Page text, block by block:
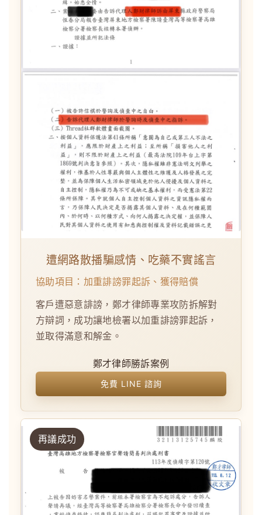
遭網路散播騙感情、吃藥不實謠言
協助項目：加重誹謗罪起訴、獲得賠償
客戶遭惡意誹謗，鄭才律師專業攻防拆解對
方辯詞，成功讓地檢署以加重誹謗罪起訴，
並取得滿意和解金。
鄭才律師勝訴案例
免費 LINE 諮詢
再議成功